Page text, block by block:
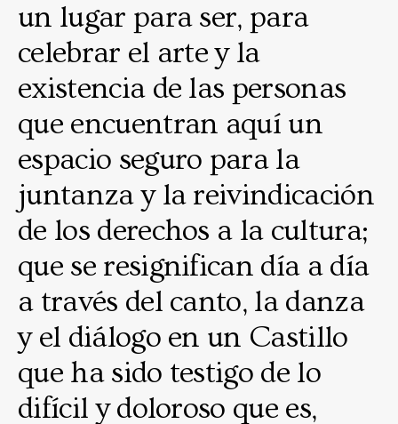
un lugar para ser, para
celebrar el arte y la
existencia de las personas
que encuentran aquí un
espacio seguro para la
juntanza y la reivindicación
de los derechos a la cultura;
que se resignifican día a día
a través del canto, la danza
y el diálogo en un Castillo
que ha sido testigo de lo
difícil y doloroso que es,